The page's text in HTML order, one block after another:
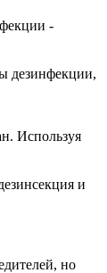
-
дезинфекции,
Используя
и
но